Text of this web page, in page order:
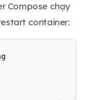
Compose chạy
container: